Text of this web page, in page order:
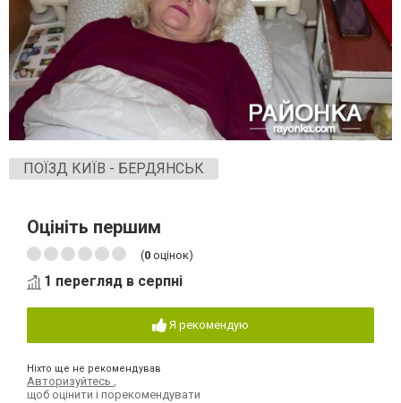
ПОЇЗД КИЇВ - БЕРДЯНСЬК
Оцініть першим
(0 оцінок)
1 перегляд в серпні
Я рекомендую
Ніхто ще не рекомендував
Авторизуйтесь ,
щоб оцінити і порекомендувати